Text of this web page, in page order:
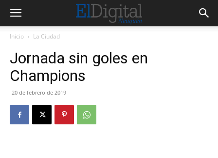
Inicio La Ciudad
Jornada sin goles en
Champions
20 de febrero de 2019